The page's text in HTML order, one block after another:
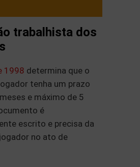
trabalhista dos
1998 determina que o
tenha um prazo
e máximo de 5
é
escrito e precisa da
no ato de